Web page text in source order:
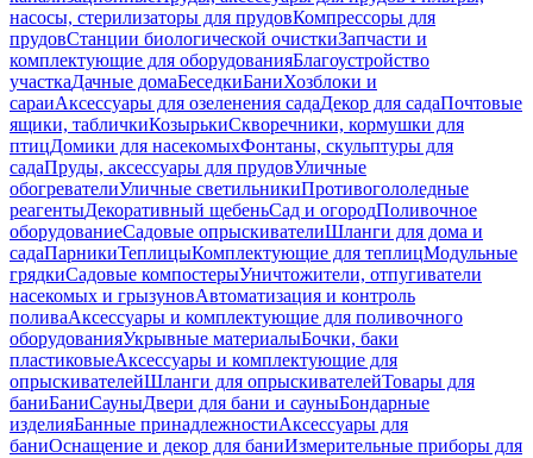
насосы, стерилизаторы для прудовКомпрессоры для
прудовСтанции биологической очисткиЗапчасти и
комплектующие для оборудованияБлагоустройство
участкаДачные домаБеседкиБаниХозблоки и
сараиАксессуары для озеленения садаДекор для садаПочтовые
ящики, табличкиКозырькиСкворечники, кормушки для
птицДомики для насекомыхФонтаны, скульптуры для
садаПруды, аксессуары для прудовУличные
обогревателиУличные светильникиПротивогололедные
реагентыДекоративный щебеньСад и огородПоливочное
оборудованиеСадовые опрыскивателиШланги для дома и
садаПарникиТеплицыКомплектующие для теплицМодульные
грядкиСадовые компостерыУничтожители, отпугиватели
насекомых и грызуновАвтоматизация и контроль
поливаАксессуары и комплектующие для поливочного
оборудованияУкрывные материалыБочки, баки
пластиковыеАксессуары и комплектующие для
опрыскивателейШланги для опрыскивателейТовары для
баниБаниСауныДвери для бани и сауныБондарные
изделияБанные принадлежностиАксессуары для
баниОснащение и декор для баниИзмерительные приборы для